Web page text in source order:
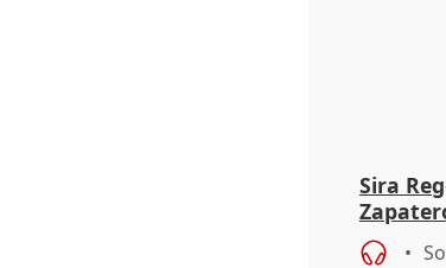
Sira
proceso